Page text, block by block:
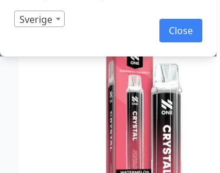
Sverige
Close
I lager